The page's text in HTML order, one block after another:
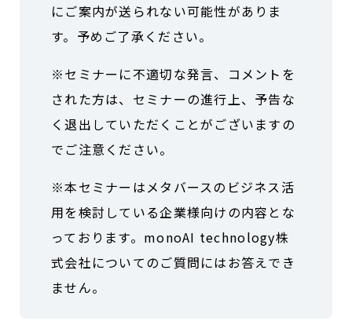
にご案内が送られない可能性がありま
す。予めご了承ください。
※セミナーに不適切な発言、コメントを
された方は、セミナーの進行上、予告な
く退出していただくことがございますの
でご注意ください。
※本セミナーはメタバースのビジネス活
用を検討している企業様向けの内容とな
っております。monoAI technology株
式会社についてのご質問にはお答えでき
ません。